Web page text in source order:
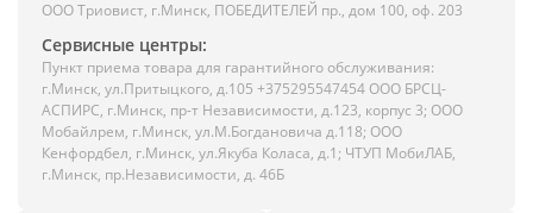
ООО Триовист, г.Минск, ПОБЕДИТЕЛЕЙ пр., дом 100, оф. 203
Сервисные центры:
Пункт приема товара для гарантийного обслуживания:
г.Минск, ул.Притыцкого, д.105 +375295547454 ООО БРСЦ-
АСПИРС, г.Минск, пр-т Независимости, д.123, корпус 3; ООО
Мобайлрем, г.Минск, ул.М.Богдановича д.118; ООО
Кенфордбел, г.Минск, ул.Якуба Коласа, д.1; ЧТУП МобиЛАБ,
г.Минск, пр.Независимости, д. 46Б